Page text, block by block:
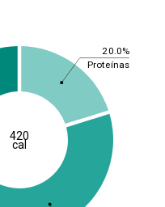
20.0%
Proteínas
420
cal